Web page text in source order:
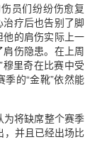
员们纷纷伤愈复
疗后也告别了脚
的肩伤实际上一
伤隐患。在上周
里奇在比赛中受
的“金靴”依然能
为将缺席整个赛季
，并且已经出场比